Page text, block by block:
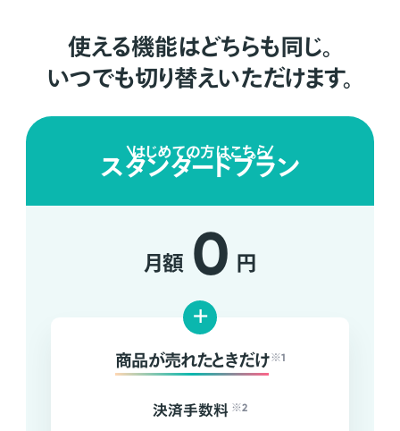
使える機能はどちらも同じ。
いつでも切り替えいただけます。
はじめての方はこちら
スタンダードプラン
月額 0 円
+
商品が売れたときだけ ※1
決済手数料 ※2